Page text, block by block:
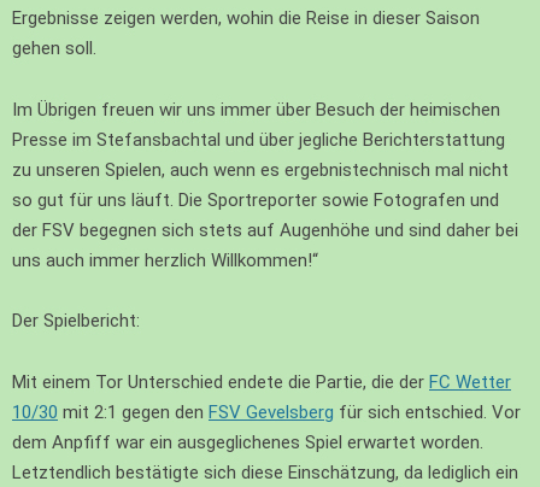
Ergebnisse zeigen werden, wohin die Reise in dieser Saison
gehen soll.
Im Übrigen freuen wir uns immer über Besuch der heimischen
Presse im Stefansbachtal und über jegliche Berichterstattung
zu unseren Spielen, auch wenn es ergebnistechnisch mal nicht
so gut für uns läuft. Die Sportreporter sowie Fotografen und
der FSV begegnen sich stets auf Augenhöhe und sind daher bei
uns auch immer herzlich Willkommen!“
Der Spielbericht:
Mit einem Tor Unterschied endete die Partie, die der FC Wetter
10/30 mit 2:1 gegen den FSV Gevelsberg für sich entschied. Vor
dem Anpfiff war ein ausgeglichenes Spiel erwartet worden.
Letztendlich bestätigte sich diese Einschätzung, da lediglich ein